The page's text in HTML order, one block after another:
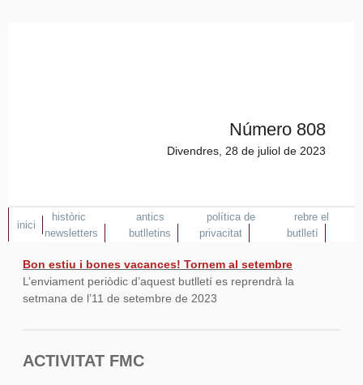
Número 808
Divendres, 28 de juliol de 2023
inici
històric
newsletters
antics
butlletins
política de
privacitat
rebre el
butlletí
Bon estiu i bones vacances! Tornem al setembre
L’enviament periòdic d’aquest butlletí es reprendrà la
setmana de l’11 de setembre de 2023
ACTIVITAT FMC